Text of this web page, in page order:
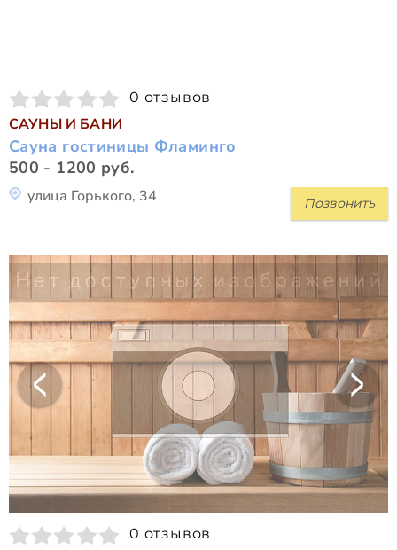
0 отзывов
САУНЫ И БАНИ
Сауна гостиницы Фламинго
500 - 1200 руб.
Позвонить
улица Горького, 34
0 отзывов